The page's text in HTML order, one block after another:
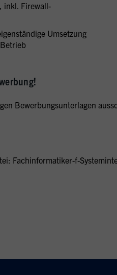
inkl. Firewall-
Umsetzung
Bewerbungsunterlagen
Fachinformatiker-f-